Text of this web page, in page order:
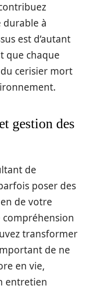
durable à
est d’autant
que chaque
cerisier mort
gestion des
de
poser des
de votre
transformer
de ne
en vie,
entretien